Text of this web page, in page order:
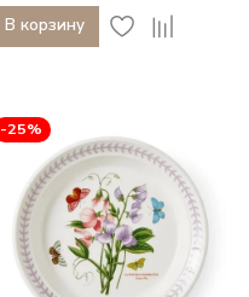
В корзину
-25%